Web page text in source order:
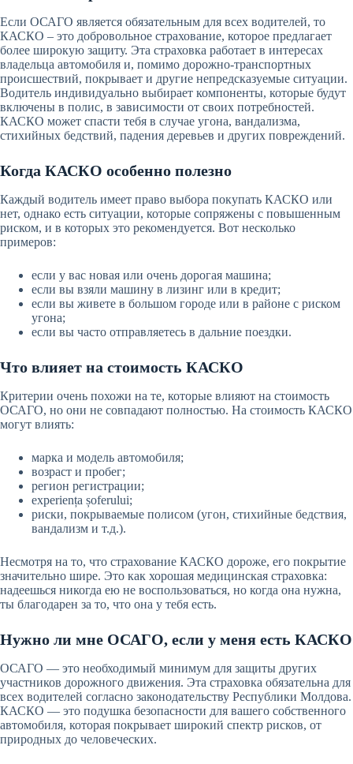
Если ОСАГО является обязательным для всех водителей, то
КАСКО – это добровольное страхование, которое предлагает
более широкую защиту. Эта страховка работает в интересах
владельца автомобиля и, помимо дорожно-транспортных
происшествий, покрывает и другие непредсказуемые ситуации.
Водитель индивидуально выбирает компоненты, которые будут
включены в полис, в зависимости от своих потребностей.
КАСКО может спасти тебя в случае угона, вандализма,
стихийных бедствий, падения деревьев и других повреждений.
Когда КАСКО особенно полезно
Каждый водитель имеет право выбора покупать КАСКО или
нет, однако есть ситуации, которые сопряжены с повышенным
риском, и в которых это рекомендуется. Вот несколько
примеров:
если у вас новая или очень дорогая машина;
если вы взяли машину в лизинг или в кредит;
если вы живете в большом городе или в районе с риском
угона;
если вы часто отправляетесь в дальние поездки.
Что влияет на стоимость КАСКО
Критерии очень похожи на те, которые влияют на стоимость
ОСАГО, но они не совпадают полностью. На стоимость КАСКО
могут влиять:
марка и модель автомобиля;
возраст и пробег;
регион регистрации;
experiența șoferului;
риски, покрываемые полисом (угон, стихийные бедствия,
вандализм и т.д.).
Несмотря на то, что страхование КАСКО дороже, его покрытие
значительно шире. Это как хорошая медицинская страховка:
надеешься никогда ею не воспользоваться, но когда она нужна,
ты благодарен за то, что она у тебя есть.
Нужно ли мне ОСАГО, если у меня есть КАСКО
ОСАГО — это необходимый минимум для защиты других
участников дорожного движения. Эта страховка обязательна для
всех водителей согласно законодательству Республики Молдова.
КАСКО — это подушка безопасности для вашего собственного
автомобиля, которая покрывает широкий спектр рисков, от
природных до человеческих.